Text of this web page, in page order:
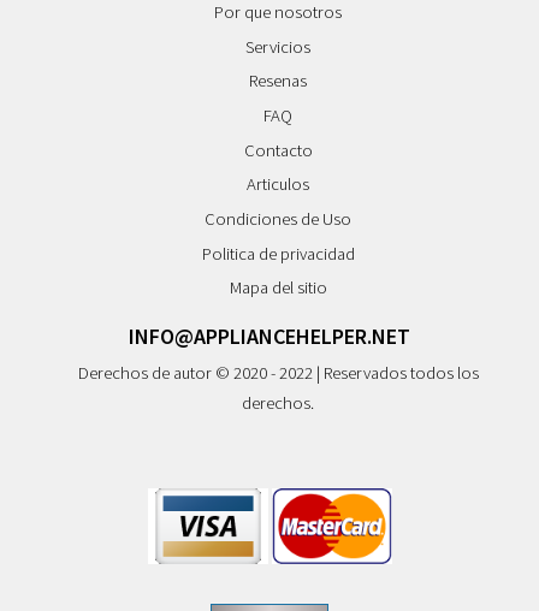
Por que nosotros
Servicios
Resenas
FAQ
Contacto
Articulos
Condiciones de Uso
Politica de privacidad
Mapa del sitio
INFO@APPLIANCEHELPER.NET
Derechos de autor © 2020 - 2022 | Reservados todos los
derechos.